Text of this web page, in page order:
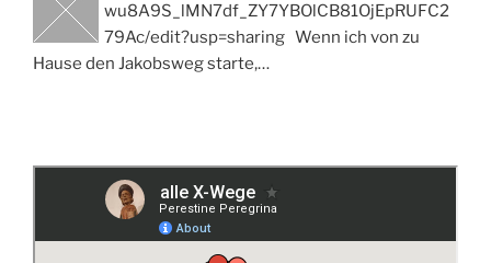
wu8A9S_lMN7df_ZY7YBOlCB81OjEpRUFC2
79Ac/edit?usp=sharing Wenn ich von zu
Hause den Jakobsweg starte,…